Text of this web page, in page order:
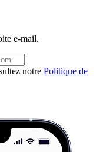
e-mail.
notre Politique de